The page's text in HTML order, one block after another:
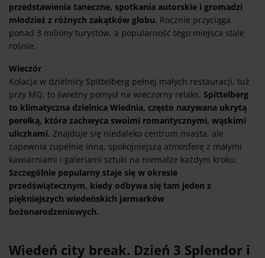
przedstawienia taneczne, spotkania autorskie i gromadzi
młodzież z różnych zakątków globu. Rocznie przyciąga
ponad 3 miliony turystów, a popularność tego miejsca stale
rośnie.
Wieczór
Kolacja w dzielnicy Spittelberg pełnej małych restauracji, tuż
przy MQ, to świetny pomysł na wieczorny relaks. Spittelberg
to klimatyczna dzielnica Wiednia, często nazywana ukrytą
perełką, która zachwyca swoimi romantycznymi, wąskimi
uliczkami. Znajduje się niedaleko centrum miasta, ale
zapewnia zupełnie inną, spokojniejszą atmosferę z małymi
kawiarniami i galeriami sztuki na niemalże każdym kroku.
Szczególnie popularny staje się w okresie
przedświątecznym, kiedy odbywa się tam jeden z
piękniejszych wiedeńskich jarmarków
bożonarodzeniowych.
Wiedeń city break. Dzień 3 Splendor i